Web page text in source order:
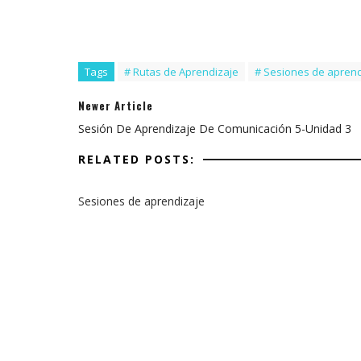
Tags # Rutas de Aprendizaje # Sesiones de
Newer Article
Sesión De Aprendizaje De Comunicación 5-Unidad 3
RELATED POSTS:
Sesiones de aprendizaje